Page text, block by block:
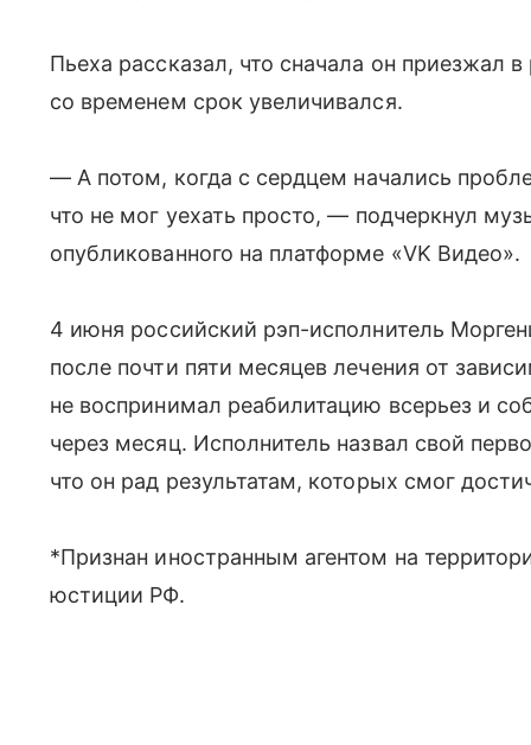
Пьеха рассказал, что сначала он приезжал
со временем срок увеличивался.
— А потом, когда с сердцем начались
что не мог уехать просто, — подчеркнул
опубликованного на платформе «VK Видео».
4 июня российский рэп-исполнитель
после почти пяти месяцев лечения от
не воспринимал реабилитацию всерьез и
через месяц. Исполнитель назвал свой
что он рад результатам, которых смог
*Признан иностранным агентом на
юстиции РФ.